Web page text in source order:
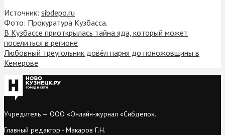
Источник: sibdepo.ru
Фото: Прокуратура Кузбасса.
В Кузбассе приоткрылась тайна яда, который может
поселиться в регионе
Любовный треугольник довёл парня до поножовщины в
Кемерове
Учредитель — ООО «Онлайн-журнал «Сибдепо».
Главный редактор - Макаров Г.Н.